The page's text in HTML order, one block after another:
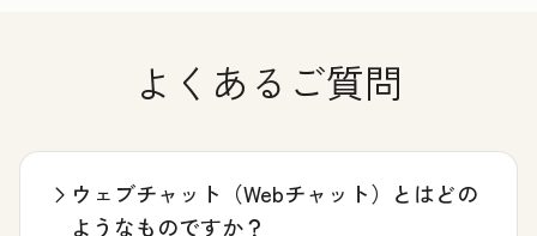
よくあるご質問
ウェブチャット（Webチャット）とはどの
ようなものですか？